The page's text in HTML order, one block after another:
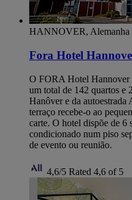
HANNOVER, Alemanha
Fora Hotel
O FORA Hotel Hannover
um total de 142 quartos e
Hanôver e da autoestrada
terraço recebe-o ao
carte. O hotel dispõe de 6
condicionado num piso
de evento ou reunião.
4,6/5 Rated 4,6 of 5